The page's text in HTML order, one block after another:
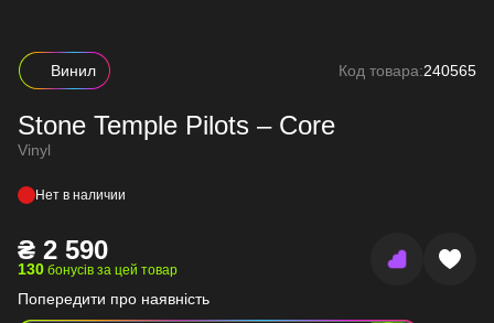
Винил Код товара:240565
Stone Temple Pilots – Core
Vinyl
Нет в наличии
₴ 2 590
130 бонусів за цей товар
Попередити про наявність